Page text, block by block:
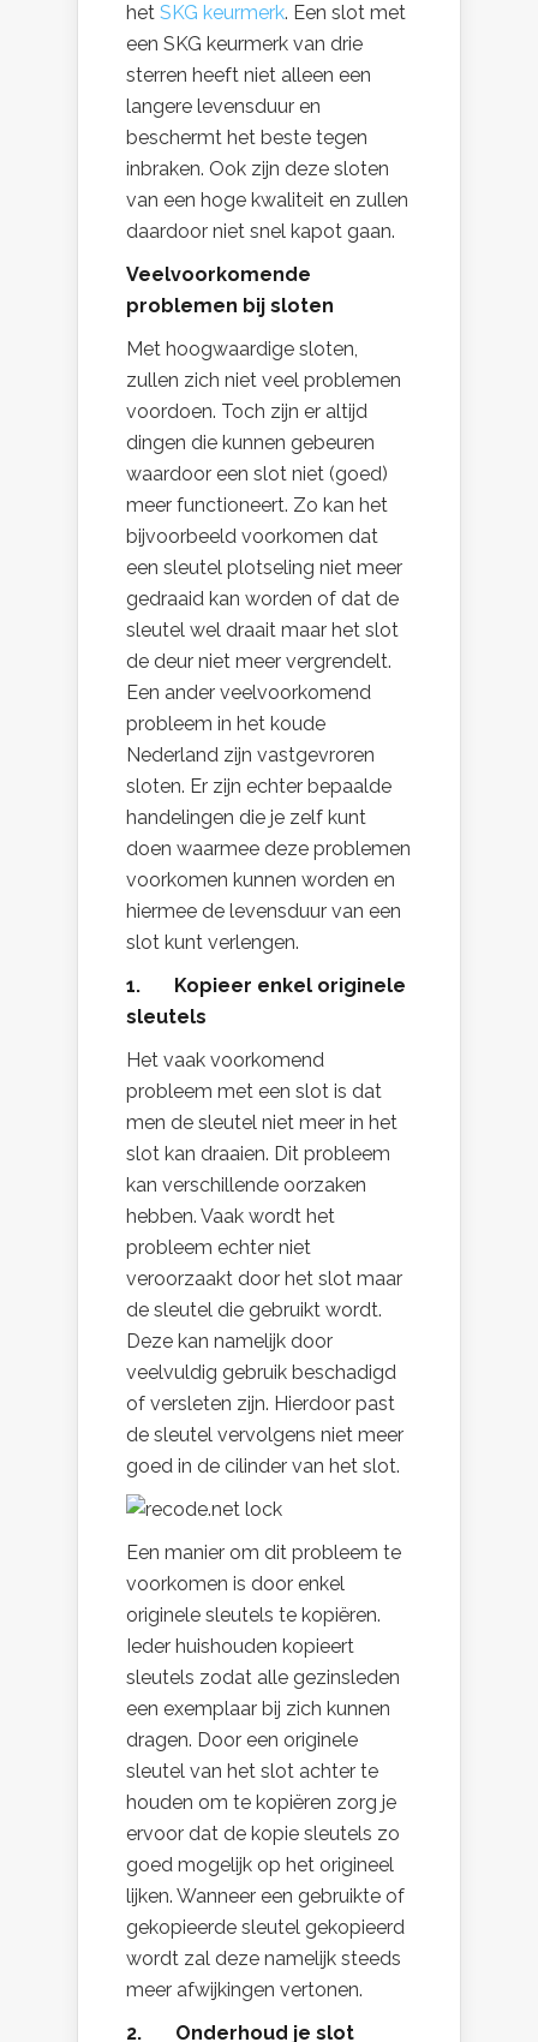
het SKG keurmerk. Een slot met
een SKG keurmerk van drie
sterren heeft niet alleen een
langere levensduur en
beschermt het beste tegen
inbraken. Ook zijn deze sloten
van een hoge kwaliteit en zullen
daardoor niet snel kapot gaan.
Veelvoorkomende
problemen bij sloten
Met hoogwaardige sloten,
zullen zich niet veel problemen
voordoen. Toch zijn er altijd
dingen die kunnen gebeuren
waardoor een slot niet (goed)
meer functioneert. Zo kan het
bijvoorbeeld voorkomen dat
een sleutel plotseling niet meer
gedraaid kan worden of dat de
sleutel wel draait maar het slot
de deur niet meer vergrendelt.
Een ander veelvoorkomend
probleem in het koude
Nederland zijn vastgevroren
sloten. Er zijn echter bepaalde
handelingen die je zelf kunt
doen waarmee deze problemen
voorkomen kunnen worden en
hiermee de levensduur van een
slot kunt verlengen.
1. Kopieer enkel originele
sleutels
Het vaak voorkomend
probleem met een slot is dat
men de sleutel niet meer in het
slot kan draaien. Dit probleem
kan verschillende oorzaken
hebben. Vaak wordt het
probleem echter niet
veroorzaakt door het slot maar
de sleutel die gebruikt wordt.
Deze kan namelijk door
veelvuldig gebruik beschadigd
of versleten zijn. Hierdoor past
de sleutel vervolgens niet meer
goed in de cilinder van het slot.
Een manier om dit probleem te
voorkomen is door enkel
originele sleutels te kopiëren.
Ieder huishouden kopieert
sleutels zodat alle gezinsleden
een exemplaar bij zich kunnen
dragen. Door een originele
sleutel van het slot achter te
houden om te kopiëren zorg je
ervoor dat de kopie sleutels zo
goed mogelijk op het origineel
lijken. Wanneer een gebruikte of
gekopieerde sleutel gekopieerd
wordt zal deze namelijk steeds
meer afwijkingen vertonen.
2. Onderhoud je slot